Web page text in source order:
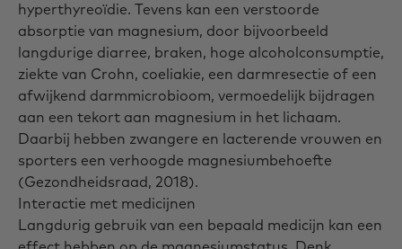
hyperthyreoïdie. Tevens kan een verstoorde
absorptie van magnesium, door bijvoorbeeld
langdurige diarree, braken, hoge alcoholconsumptie,
ziekte van Crohn, coeliakie, een darmresectie of een
afwijkend darmmicrobioom, vermoedelijk bijdragen
aan een tekort aan magnesium in het lichaam.
Daarbij hebben zwangere en lacterende vrouwen en
sporters een verhoogde magnesiumbehoefte
(Gezondheidsraad, 2018).
Interactie met medicijnen
Langdurig gebruik van een bepaald medicijn kan een